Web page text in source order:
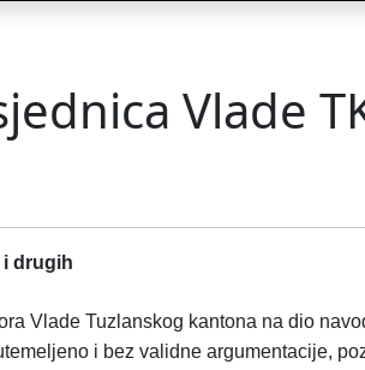
Vlade
i drugih
Vlade Tuzlanskog kantona na dio
i bez validne argumentacije,